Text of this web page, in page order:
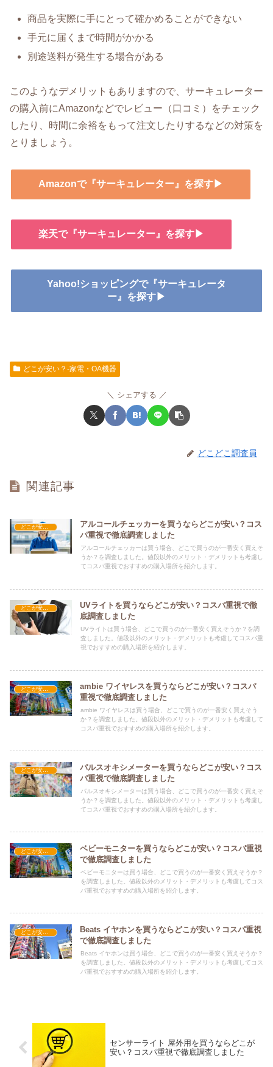
商品を実際に手にとって確かめることができない
手元に届くまで時間がかかる
別途送料が発生する場合がある
このようなデメリットもありますので、サーキュレーター
の購入前にAmazonなどでレビュー（口コミ）をチェック
したり、時間に余裕をもって注文したりするなどの対策を
とりましょう。
Amazonで『サーキュレーター』を探す▶
楽天で『サーキュレーター』を探す▶
Yahoo!ショッピングで『サーキュレータ
ー』を探す▶
どこが安い？-家電・OA機器
シェアする
どこどこ調査員
関連記事
どこが安い？-家電・OA機器
アルコールチェッカーを買うならどこが安い？コス
パ重視で徹底調査しました
アルコールチェッカーは買う場合、どこで買うのが一番安く買えそ
うか？を調査しました。値段以外のメリット・デメリットも考慮し
てコスパ重視でおすすめの購入場所を紹介します。
どこが安い？-家電・OA機器
UVライトを買うならどこが安い？コスパ重視で徹
底調査しました
UVライトは買う場合、どこで買うのが一番安く買えそうか？を調
査しました。値段以外のメリット・デメリットも考慮してコスパ重
視でおすすめの購入場所を紹介します。
どこが安い？-家電・OA機器
ambie ワイヤレスを買うならどこが安い？コスパ
重視で徹底調査しました
ambie ワイヤレスは買う場合、どこで買うのが一番安く買えそう
か？を調査しました。値段以外のメリット・デメリットも考慮して
コスパ重視でおすすめの購入場所を紹介します。
どこが安い？-家電・OA機器
パルスオキシメーターを買うならどこが安い？コス
パ重視で徹底調査しました
パルスオキシメーターは買う場合、どこで買うのが一番安く買えそ
うか？を調査しました。値段以外のメリット・デメリットも考慮し
てコスパ重視でおすすめの購入場所を紹介します。
どこが安い？-家電・OA機器
ベビーモニターを買うならどこが安い？コスパ重視
で徹底調査しました
ベビーモニターは買う場合、どこで買うのが一番安く買えそうか？
を調査しました。値段以外のメリット・デメリットも考慮してコス
パ重視でおすすめの購入場所を紹介します。
どこが安い？-家電・OA機器
Beats イヤホンを買うならどこが安い？コスパ重視
で徹底調査しました
Beats イヤホンは買う場合、どこで買うのが一番安く買えそうか？
を調査しました。値段以外のメリット・デメリットも考慮してコス
パ重視でおすすめの購入場所を紹介します。
センサーライト 屋外用を買うならどこが
安い？コスパ重視で徹底調査しました